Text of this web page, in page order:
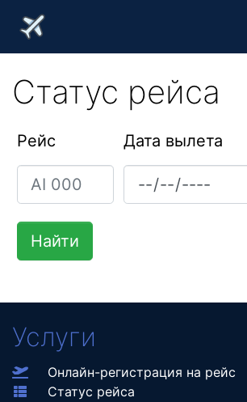
Статус рейса
Рейс Дата вылета
Услуги
Онлайн-регистрация на рейс
Статус рейса